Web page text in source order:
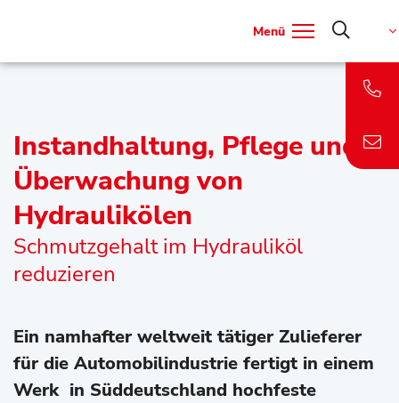
Menü
Instandhaltung, Pflege und
Überwachung von
Hydraulikölen
Schmutzgehalt im Hydrauliköl
reduzieren
Ein namhafter weltweit tätiger Zulieferer
für die Automobilindustrie fertigt in einem
Werk in Süddeutschland hochfeste